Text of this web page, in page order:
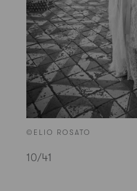
©ELIO ROSATO
10/41